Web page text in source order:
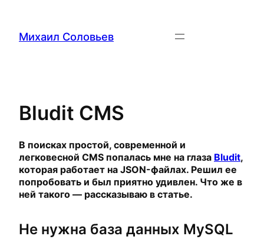
содержимому
Михаил Соловьев
Bludit CMS
В поисках простой, современной и
легковесной CMS попалась мне на глаза Bludit,
которая работает на JSON-файлах. Решил ее
попробовать и был приятно удивлен. Что же в
ней такого — рассказываю в статье.
Не нужна база данных MySQL